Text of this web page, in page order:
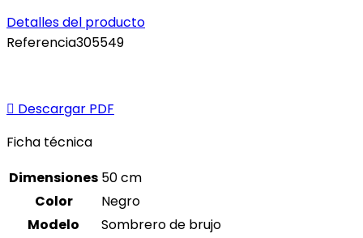
Detalles del producto
Referencia305549
 Descargar PDF
Ficha técnica
Dimensiones 50 cm
Color
Negro
Modelo
Sombrero de brujo